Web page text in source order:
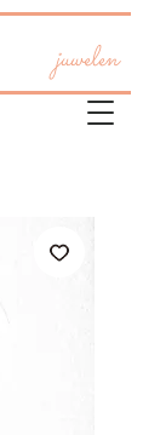
juwelen